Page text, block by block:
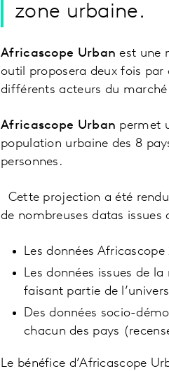
zone urbaine.
Africascope Urban est une
outil proposera deux fois
différents acteurs du
Africascope Urban permet
population urbaine des 8
personnes.
Cette projection a été
de nombreuses datas issues
Les données
Les données issues de
faisant partie de
Des données socio-
chacun des pays
Le bénéfice d’Africascope